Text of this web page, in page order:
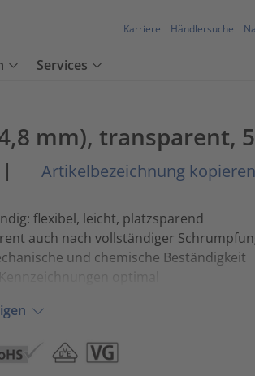
Karriere Händlersuche
Services
mm), transparent,
| Artikelbezeichnung kopieren
flexibel, leicht, platzsparend
auch nach vollständiger
und chemische Beständigkeit
optimal